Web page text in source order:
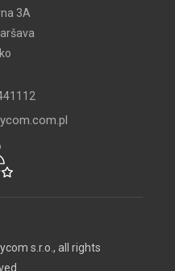
3A
s.r.o., all rights